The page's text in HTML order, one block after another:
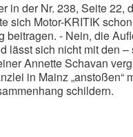
in der Nr. 238, Seite 22,
sich Motor-KRITIK
beitragen. - Nein, die
lässt sich nicht mit den –
Annette Schavan
in Mainz „anstoßen“
schildern.